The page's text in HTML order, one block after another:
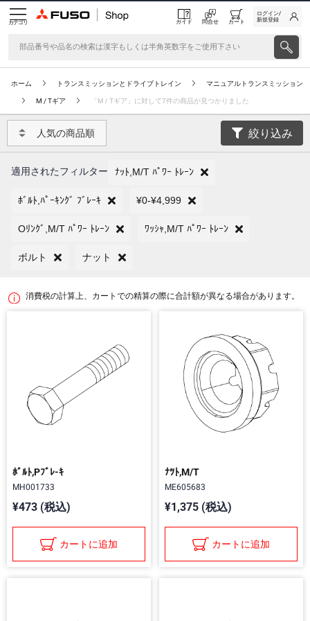
カテゴリ ガイド 問合せ カート
ログイン/
新規登録
ホーム トランスミッションとドライブトレイン マニュアルトランスミッション
M / Tギア 「M / Tギア」に対して7件の商品が見つかりました
人気の商品順 絞り込み
適用されたフィルター ﾅｯﾄ,M/T ﾊﾟﾜｰ ﾄﾚｰﾝ
ﾎﾞﾙﾄ,ﾊﾟｰｷﾝｸﾞ ﾌﾞﾚｰｷ ¥0-¥4,999
Oﾘﾝｸﾞ,M/T ﾊﾟﾜｰ ﾄﾚｰﾝ ﾜｯｼｬ,M/T ﾊﾟﾜｰ ﾄﾚｰﾝ
ボルト ナット
消費税の計算上、カートでの精算の際に合計額が異なる場合があります。
ﾎﾞﾙﾄ,Pﾌﾞﾚ-ｷ
MH001733
¥473 (税込)
カートに追加
ﾅﾂﾄ,M/T
ME605683
¥1,375 (税込)
カートに追加